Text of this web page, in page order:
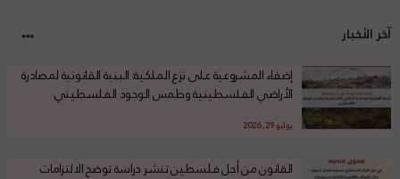
آخر الأخبار
إضفاء المشروعية على نزع الملكية: البنية القانونية لمصادرة
الأراضي الفلسطينية وطمس الوجود الفلسطيني
يوليو 29, 2026
القانون من أجل فلسطين تنشر دراسة توضح الالتزامات